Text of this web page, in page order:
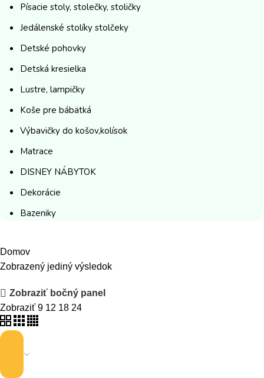
Písacie stoly, stolečky, stoličky
Jedálenské stolíky stolčeky
Detské pohovky
Detská kresielka
Lustre, lampičky
Koše pre bábätká
Výbavičky do košov,kolísok
Matrace
DISNEY NÁBYTOK
Dekorácie
Bazeniky
Domov
Zobrazený jediný výsledok
Zobraziť bočný panel
Zobraziť 9 12 18 24